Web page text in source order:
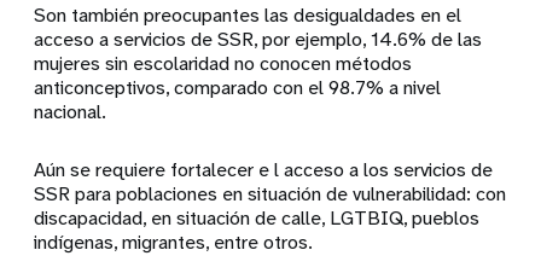
Son también preocupantes las desigualdades en el
acceso a servicios de SSR, por ejemplo, 14.6% de las
mujeres sin escolaridad no conocen métodos
anticonceptivos, comparado con el 98.7% a nivel
nacional.
Aún se requiere fortalecer e l acceso a los servicios de
SSR para poblaciones en situación de vulnerabilidad: con
discapacidad, en situación de calle, LGTBIQ, pueblos
indígenas, migrantes, entre otros.